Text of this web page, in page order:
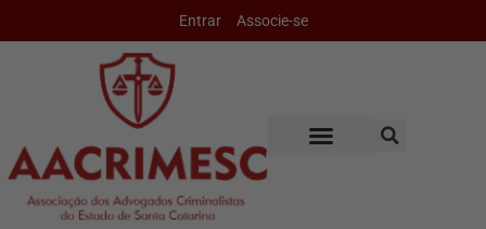
Entrar Associe-se